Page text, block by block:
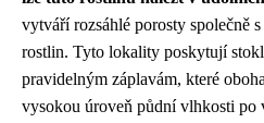
vytváří rozsáhlé porosty společně
rostlin. Tyto lokality poskytují
pravidelným záplavám, které
vysokou úroveň půdní vlhkosti po